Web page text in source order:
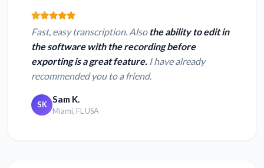
Fast, easy transcription. Also the ability to edit in
the software with the recording before
exporting is a great feature. I have already
recommended you to a friend.
SK Sam K.
Miami, FL USA